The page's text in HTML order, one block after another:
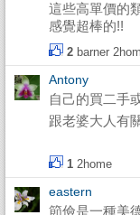
這些高單價的
感覺超棒的!!
2 barner
Antony
自己的買二手
跟老婆大人有
1 2home
eastern
節儉是一種美